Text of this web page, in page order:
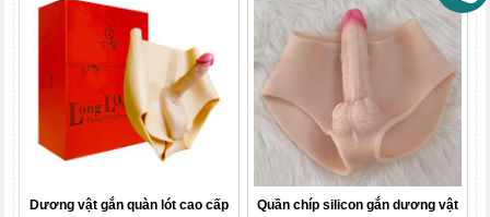
Dương vật gắn quàn lót cao cấp
Quần chíp silicon gắn dương vật